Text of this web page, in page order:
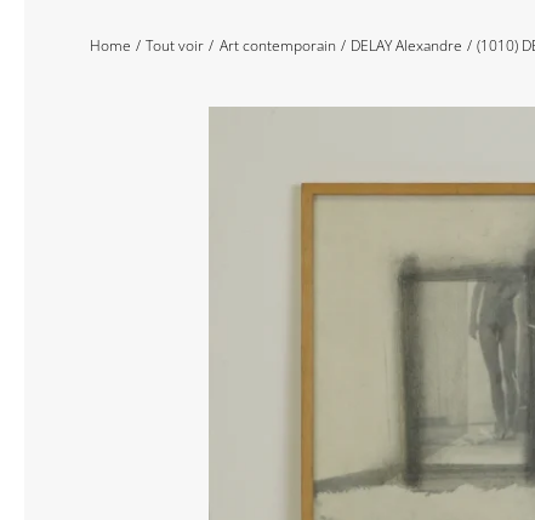
Home Tout voir Art contemporain DELAY Alexandre (1010)